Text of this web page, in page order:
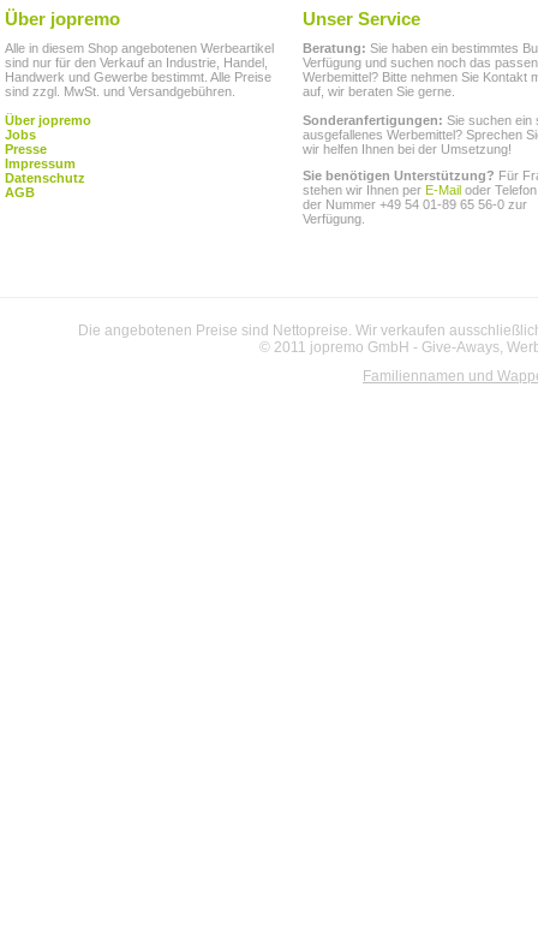
Über jopremo
Alle in diesem Shop angebotenen Werbeartikel
sind nur für den Verkauf an Industrie, Handel,
Handwerk und Gewerbe bestimmt. Alle Preise
sind zzgl. MwSt. und Versandgebühren.
Über jopremo
Jobs
Presse
Impressum
Datenschutz
AGB
Unser Service
Beratung: Sie haben ein bestimmtes
Verfügung und suchen noch das
Werbemittel? Bitte nehmen Sie Kontakt
auf, wir beraten Sie gerne.
Sonderanfertigungen: Sie suchen ein
ausgefallenes Werbemittel? Sprechen
wir helfen Ihnen bei der Umsetzung!
Sie benötigen Unterstützung? Für
stehen wir Ihnen per E-Mail oder
der Nummer +49 54 01-89 65 56-0 zur
Verfügung.
Die angebotenen Preise sind Nettopreise. Wir verkaufen
© 2011 jopremo GmbH - Give-Aways,
Familiennamen und